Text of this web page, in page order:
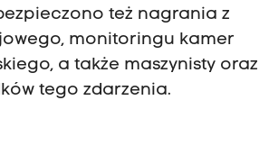
też nagrania z
monitoringu kamer
a także maszynisty oraz
tego zdarzenia.